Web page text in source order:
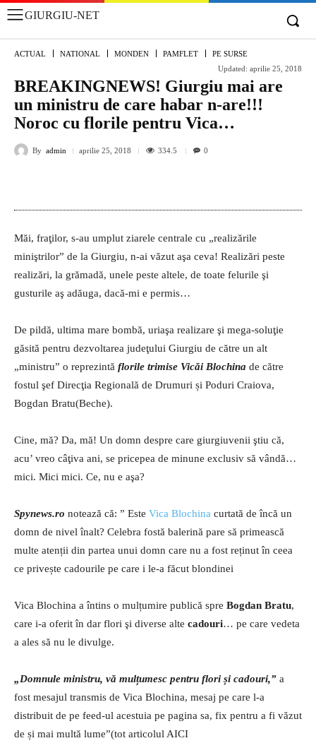
GIURGIU-NET
ACTUAL NATIONAL MONDEN PAMFLET
PE SURSE
Updated: aprilie 25, 2018
BREAKINGNEWS! Giurgiu mai are
un ministru de care habar n-are!!!
Noroc cu florile pentru Vica…
By admin aprilie 25, 2018 334.5 0
Măi, fraţilor, s-au umplut ziarele centrale cu „realizările
miniştrilor” de la Giurgiu, n-ai văzut aşa ceva! Realizări peste
realizări, la grămadă, unele peste altele, de toate felurile şi
gusturile aş adăuga, dacă-mi e permis…
De pildă, ultima mare bombă, uriaşa realizare şi mega-soluţie
găsită pentru dezvoltarea judeţului Giurgiu de către un alt
„ministru” o reprezintă florile trimise Vicăi Blochina de către
fostul şef Direcţia Regională de Drumuri și Poduri Craiova,
Bogdan Bratu(Beche).
Cine, mă? Da, mă! Un domn despre care giurgiuvenii ştiu că,
acu’ vreo câţiva ani, se pricepea de minune exclusiv să vândă…
mici. Mici mici. Ce, nu e aşa?
Spynews.ro notează că: ” Este Vica Blochina curtată de încă un
domn de nivel înalt? Celebra fostă balerină pare să primească
multe atenții din partea unui domn care nu a fost reținut în ceea
ce privește cadourile pe care i le-a făcut blondinei
Vica Blochina a întins o mulțumire publică spre Bogdan Bratu,
care i-a oferit în dar flori şi diverse alte cadouri… pe care vedeta
a ales să nu le divulge.
„Domnule ministru, vă mulțumesc pentru flori și cadouri,” a
fost mesajul transmis de Vica Blochina, mesaj pe care l-a
distribuit de pe feed-ul acestuia pe pagina sa, fix pentru a fi văzut
de și mai multă lume”(tot articolul AICI